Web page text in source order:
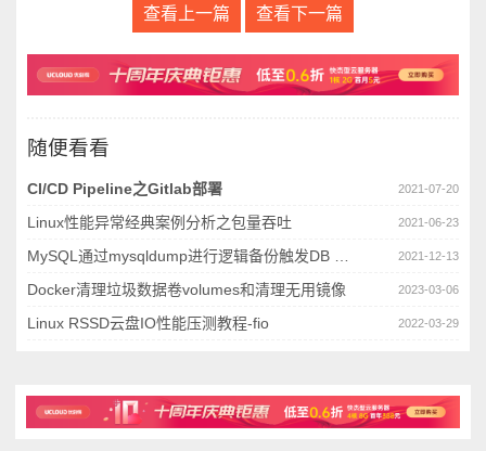
查看上一篇 查看下一篇
随便看看
2021-07-20
CI/CD Pipeline之Gitlab部署
2021-06-23
Linux性能异常经典案例分析之包量吞吐
2021-12-13
2023-03-06
Docker清理垃圾数据卷volumes和清理无用镜像
2022-03-29
Linux RSSD云盘IO性能压测教程-fio